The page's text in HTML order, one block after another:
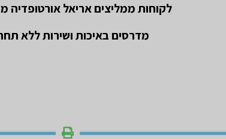
לקוחות ממליצים אריאל
מדרסים באיכות ושירות ללא